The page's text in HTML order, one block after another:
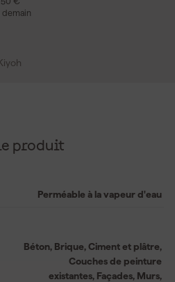
demain
produit
Perméable à la vapeur d'eau
Béton, Brique, Ciment et plâtre,
Couches de peinture
existantes, Façades, Murs,